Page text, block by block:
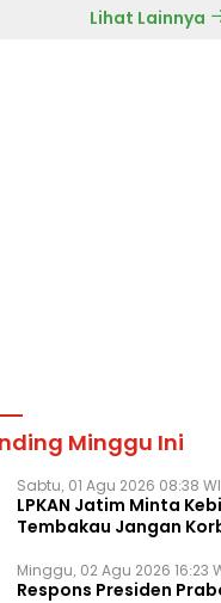
Lihat Lainnya
Minggu Ini
Sabtu, 01 Agu 2026 08:38
LPKAN Jatim Minta
Tembakau Jangan
Minggu, 02 Agu 2026 16:23
Respons Presiden